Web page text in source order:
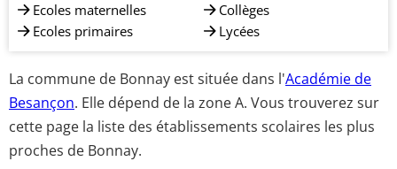
Ecoles maternelles
Ecoles primaires
Collèges
Lycées
La commune de Bonnay est située dans l'Académie de
Besançon. Elle dépend de la zone A. Vous trouverez sur
cette page la liste des établissements scolaires les plus
proches de Bonnay.